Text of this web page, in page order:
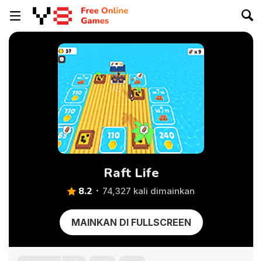
Raft Life
8.2 74,327 kali dimainkan
MAINKAN DI FULLSCREEN